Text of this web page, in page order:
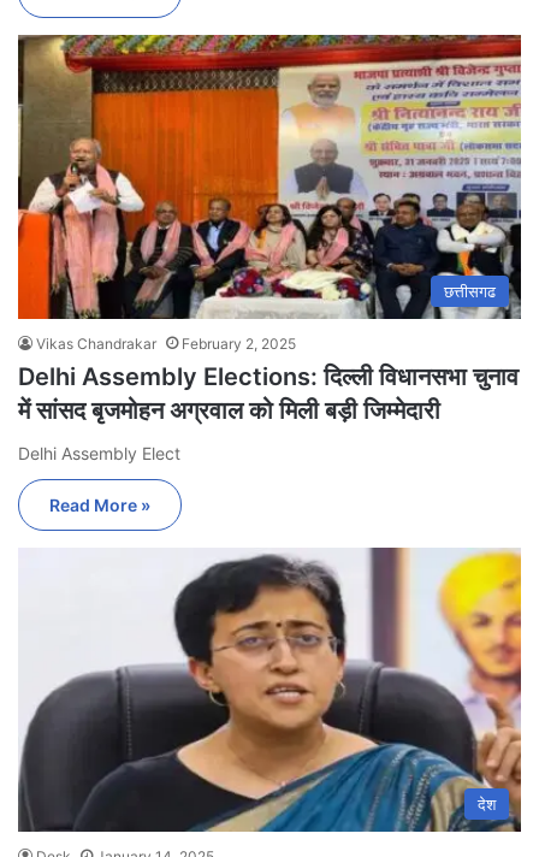
छत्तीसगढ
Vikas Chandrakar February 2, 2025
Delhi Assembly Elections: दिल्ली विधानसभा चुनाव
में सांसद बृजमोहन अग्रवाल को मिली बड़ी जिम्मेदारी
Delhi Assembly Elect
Read More »
देश